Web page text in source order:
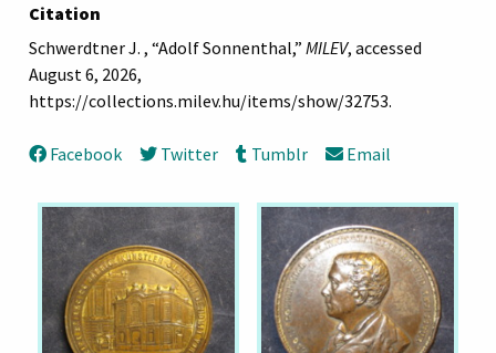
Citation
Schwerdtner J. , “Adolf Sonnenthal,” MILEV, accessed
August 6, 2026,
https://collections.milev.hu/items/show/32753.
Facebook Twitter Tumblr Email